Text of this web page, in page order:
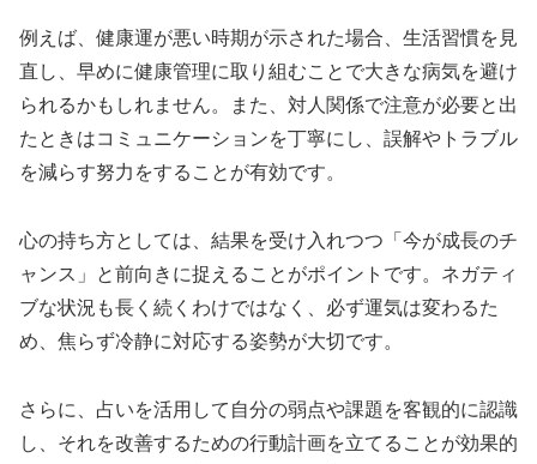
例えば、健康運が悪い時期が示された場合、生活習慣を見
直し、早めに健康管理に取り組むことで大きな病気を避け
られるかもしれません。また、対人関係で注意が必要と出
たときはコミュニケーションを丁寧にし、誤解やトラブル
を減らす努力をすることが有効です。
心の持ち方としては、結果を受け入れつつ「今が成長のチ
ャンス」と前向きに捉えることがポイントです。ネガティ
ブな状況も長く続くわけではなく、必ず運気は変わるた
め、焦らず冷静に対応する姿勢が大切です。
さらに、占いを活用して自分の弱点や課題を客観的に認識
し、それを改善するための行動計画を立てることが効果的